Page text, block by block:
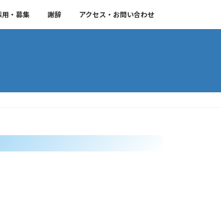
用・募集 謝辞 アクセス・お問い合わせ